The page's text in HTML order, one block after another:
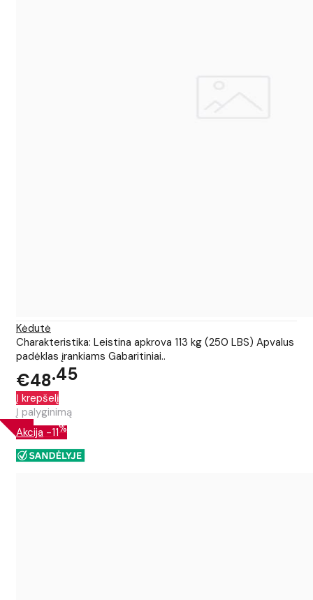
Kėdutė
Charakteristika: Leistina apkrova 113 kg (250 LBS) Apvalus
padėklas įrankiams Gabaritiniai..
€48 45
Į krepšelį
Į palyginimą
Akcija -11%